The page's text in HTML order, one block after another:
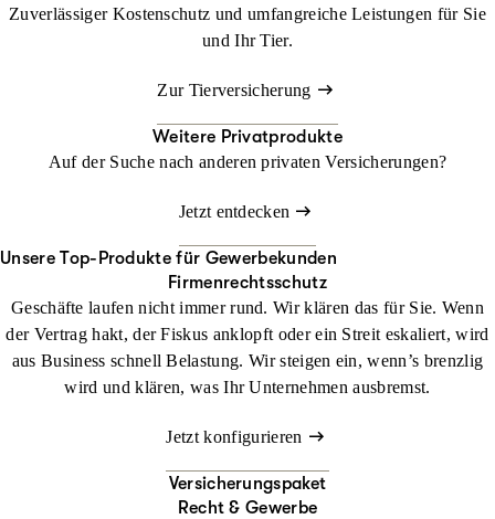
Zuverlässiger Kostenschutz und umfangreiche Leistungen für Sie
und Ihr Tier.
Zur Tierversicherung
Weitere Privatprodukte
Auf der Suche nach anderen privaten Versicherungen?
Jetzt entdecken
Unsere Top-Produkte für Gewerbekunden
Firmenrechtsschutz
Geschäfte laufen nicht immer rund. Wir klären das für Sie. Wenn
der Vertrag hakt, der Fiskus anklopft oder ein Streit eskaliert, wird
aus Business schnell Belastung. Wir steigen ein, wenn’s brenzlig
wird und klären, was Ihr Unternehmen ausbremst.
Jetzt konfigurieren
Versicherungspaket
Recht & Gewerbe